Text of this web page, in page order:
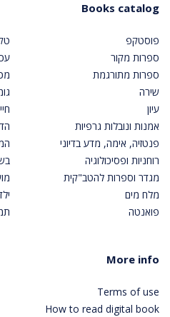
Books catalog
פוסטקפ
ספרות מקור
ספרות מתורגמת
שירה
עיון
אמנות ונובלות גרפיות
פנטזיה, אימה, מדע בדיוני
רוחניות ופסיכולוגיה
מגדר וספרות להטב"קית
מלח מים
פואנטה
More info
Terms of use
How to read digital book